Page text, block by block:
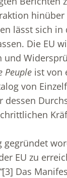
hinüber
lässt sich in
Die EU
und
Peuple ist von
von
dessen
gegründet
EU zu
[3] Das